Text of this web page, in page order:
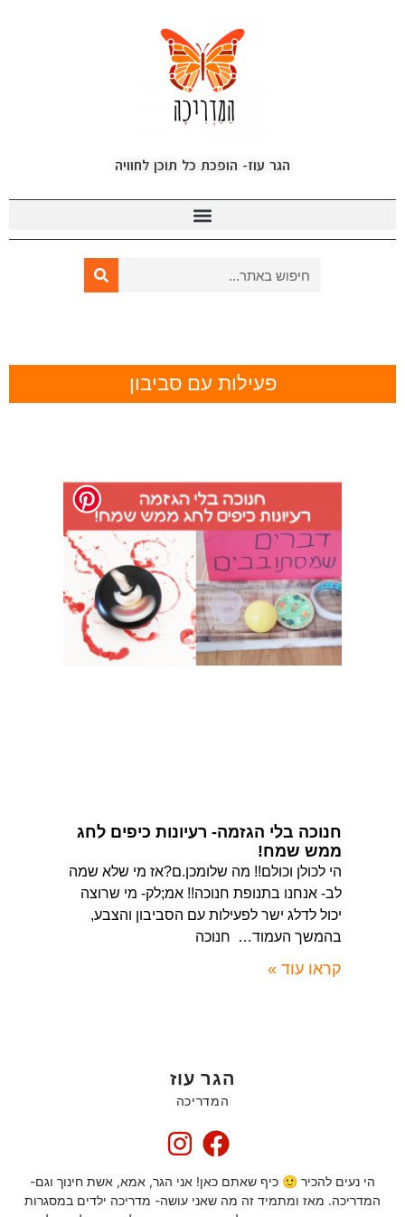
הגר עוז- הופכת כל תוכן לחוויה
פעילות עם סביבון
חנוכה בלי הגזמה- רעיונות כיפים לחג
ממש שמח!
הי לכולן וכולם!! מה שלומכן.ם?אז מי שלא שמה
לב- אנחנו בתנופת חנוכה!! אמ;לק- מי שרוצה
יכול לדלג ישר לפעילות עם הסביבון והצבע,
בהמשך העמוד… חנוכה
קראו עוד »
הגר עוז
המדריכה
הי נעים להכיר 🙂 כיף שאתם כאן! אני הגר, אמא, אשת חינוך וגם-
המדריכה. מאז ומתמיד זה מה שאני עושה- מדריכה ילדים במסגרות